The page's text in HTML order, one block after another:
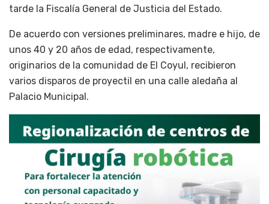
tarde la Fiscalía General de Justicia del Estado.
De acuerdo con versiones preliminares, madre e hijo, de
unos 40 y 20 años de edad, respectivamente,
originarios de la comunidad de El Coyul, recibieron
varios disparos de proyectil en una calle aledaña al
Palacio Municipal.